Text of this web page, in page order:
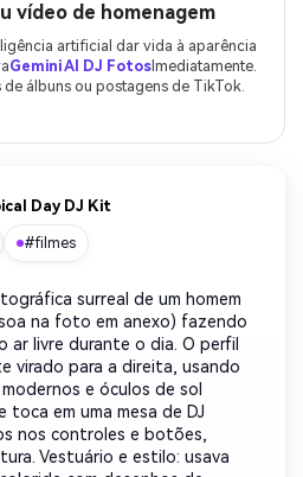
vídeo de homenagem
artificial dar vida à aparência
Gemini AI DJ FotosImediatamente.
álbuns ou postagens de TikTok.
Day DJ Kit
#filmes
surreal de um homem
na foto em anexo) fazendo
ar livre durante o dia. O perfil
virado para a direita, usando
e óculos de sol
toca em uma mesa de DJ
nos controles e botões,
Vestuário e estilo: usava